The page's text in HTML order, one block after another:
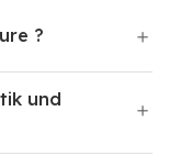
?
und